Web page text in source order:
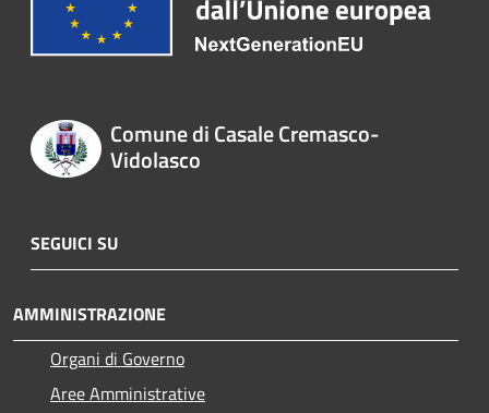
Comune di Casale Cremasco-
Vidolasco
SEGUICI SU
AMMINISTRAZIONE
Organi di Governo
Aree Amministrative